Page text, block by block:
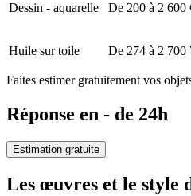
Dessin - aquarelle De 200 à 2 600
Huile sur toile De 274 à 2 700
Faites estimer gratuitement vos
Réponse en - de 24h
Estimation gratuite
Les œuvres et le style